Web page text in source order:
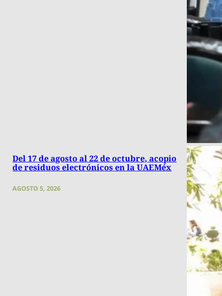
Del 17 de agosto al 22 de octubre, acopio
de residuos electrónicos en la UAEMéx
AGOSTO 5, 2026